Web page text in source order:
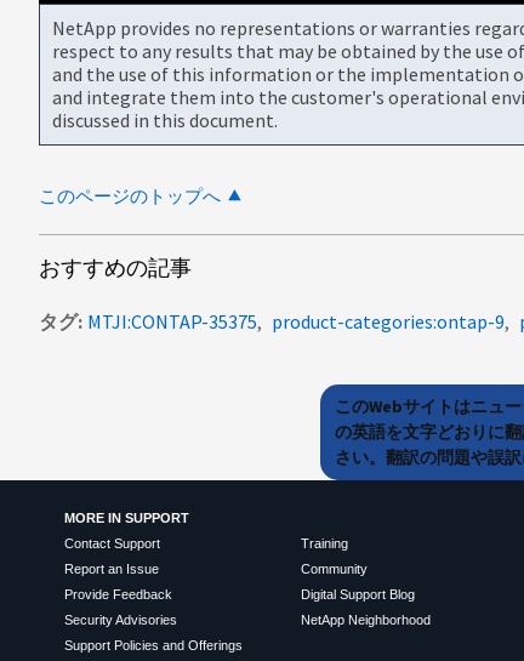
NetApp provides no representations or warranties
respect to any results that may be obtained by the use
and the use of this information or the implementation
and integrate them into the customer's operational
discussed in this document.
このページのトップへ
おすすめの記事
タグ MTJI:CONTAP-35375 product-categories:ontap-9
このWebサイトはニュ
の英語を文字どおりに
さい。翻訳の問題や誤
MORE IN SUPPORT
Contact Support
Report an Issue
Provide Feedback
Security Advisories
Support Policies and Offerings
Training
Community
Digital Support Blog
NetApp Neighborhood